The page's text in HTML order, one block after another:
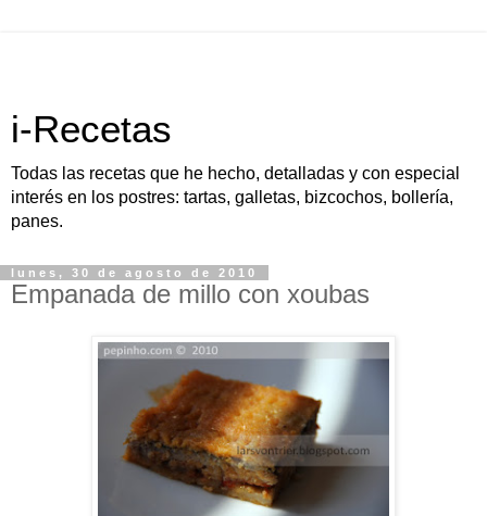
i-Recetas
Todas las recetas que he hecho, detalladas y con especial
interés en los postres: tartas, galletas, bizcochos, bollería,
panes.
lunes, 30 de agosto de 2010
Empanada de millo con xoubas